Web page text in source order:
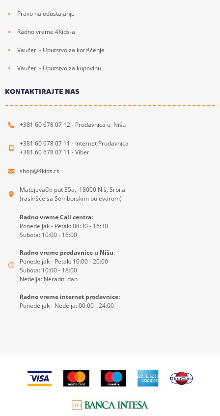
Pravo na odustajanje
Radno vreme 4Kids-a
Vaučeri - Uputstvo za korišćenje
Vaučeri - Uputstvo za kupovinu
KONTAKTIRAJTE NAS
+381 60 678 07 12 - Prodavnica u Nišu
+381 60 678 07 11 - Internet Prodavnica
+381 60 678 07 11 - Viber
shop@4kids.rs
Matejevački put 35a, 18000 Niš, Srbija
(raskršće sa Somborskim bulevarom)
Radno vreme Call centra:
Ponedeljak - Petak: 08:30 - 16:30
Subota: 10:00 - 16:00
Radno vreme prodavnice u Nišu:
Ponedeljak - Petak: 10:00 - 20:00
Subota: 10:00 - 18:00
Nedelja: Neradni dan
Radno vreme internet prodavnice:
Ponedeljak - Nedelja: 00:00 - 24:00